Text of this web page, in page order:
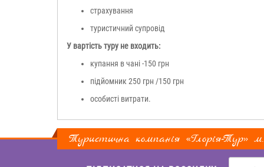
страхування
туристичний супровід
У вартість туру не входить:
купання в чані -150 грн
підйомник 250 грн /150 грн
особисті витрати.
Туристична компанія «Глорія-Тур»